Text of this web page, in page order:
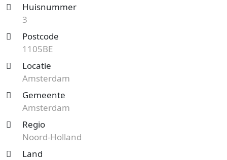
Huisnummer
3
Postcode
1105BE
Locatie
Amsterdam
Gemeente
Amsterdam
Regio
Noord-Holland
Land